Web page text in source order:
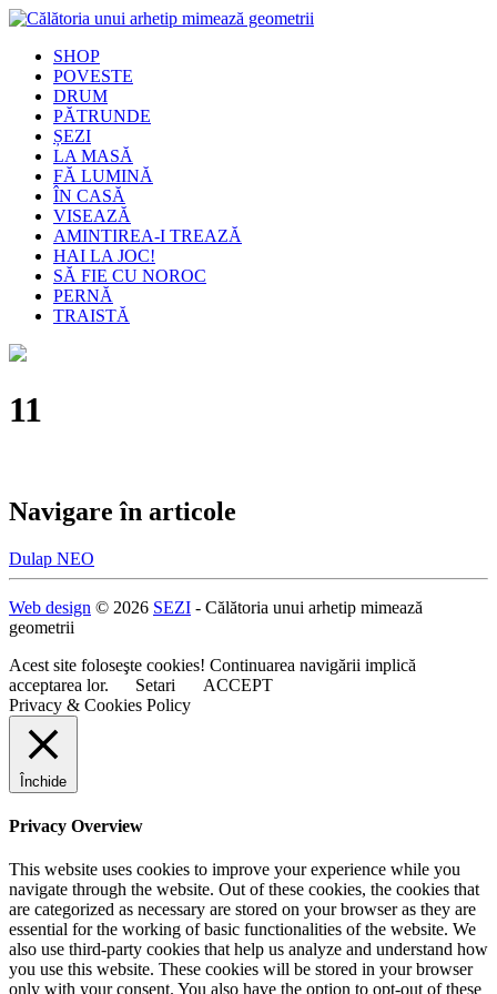
SHOP
POVESTE
DRUM
PĂTRUNDE
ȘEZI
LA MASĂ
FĂ LUMINĂ
ÎN CASĂ
VISEAZĂ
AMINTIREA-I TREAZĂ
HAI LA JOC!
SĂ FIE CU NOROC
PERNĂ
TRAISTĂ
11
Navigare în articole
Dulap NEO
Web design © 2026 SEZI - Călătoria unui arhetip mimează
geometrii
Acest site foloseşte cookies! Continuarea navigării implică
acceptarea lor.
Setari
ACCEPT
Privacy & Cookies Policy
Închide
Privacy Overview
This website uses cookies to improve your experience while you
navigate through the website. Out of these cookies, the cookies that
are categorized as necessary are stored on your browser as they are
essential for the working of basic functionalities of the website. We
also use third-party cookies that help us analyze and understand how
you use this website. These cookies will be stored in your browser
only with your consent. You also have the option to opt-out of these